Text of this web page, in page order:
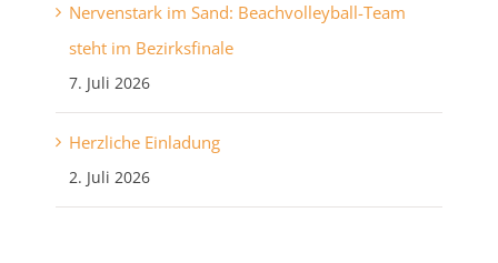
Nervenstark im Sand: Beachvolleyball-Team
steht im Bezirksfinale
7. Juli 2026
Herzliche Einladung
2. Juli 2026